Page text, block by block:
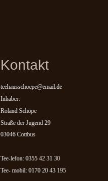
Kontakt
teehausschoepe@email.de
Inhaber:
Roland Schöpe
Straße der Jugend 29
03046 Cottbus
Tee-lefon: 0355 42 31 30
Tee- mobil: 0170 20 43 195